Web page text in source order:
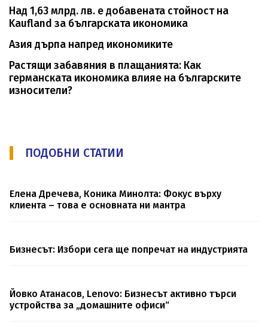
Над 1,63 млрд. лв. е добавената стойност на
Kaufland за българската икономика
Азия дърпа напред икономиките
Растящи забавяния в плащанията: Как
германската икономика влияе на българските
износители?
ПОДОБНИ СТАТИИ
Елена Дречева, Коника Минолта: Фокус върху
клиента – това е основната ни мантра
Бизнесът: Избори сега ще попречат на индустрията
Йовко Атанасов, Lenovo: Бизнесът активно търси
устройства за „домашните офиси“